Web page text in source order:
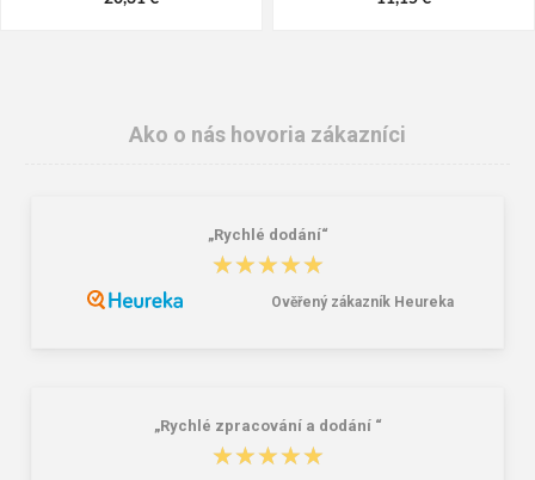
Ako o nás hovoria zákazníci
„Rychlé dodání“
★★★★★
★★★★★
Ověřený zákazník Heureka
„Rychlé zpracování a dodání “
★★★★★
★★★★★